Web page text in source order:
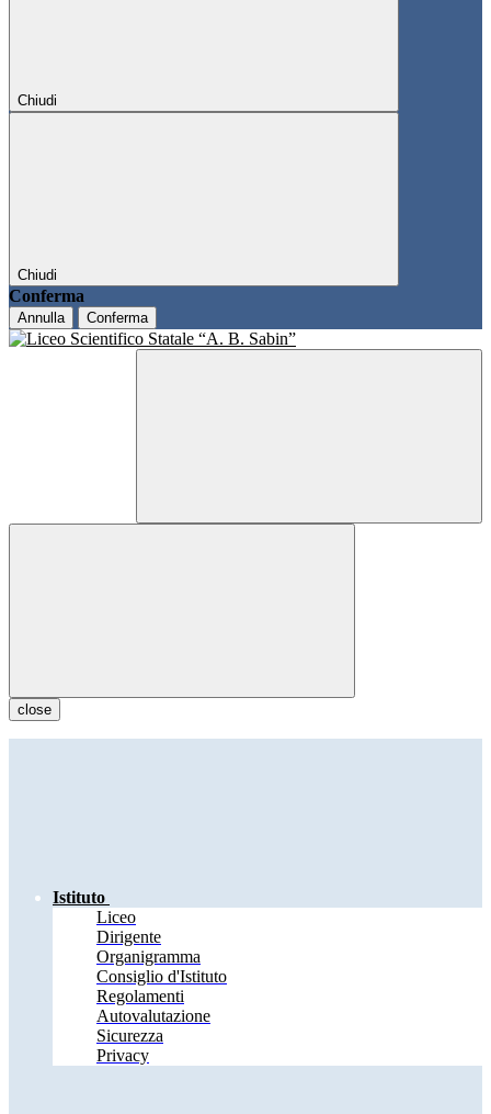
Chiudi
Chiudi
Conferma
Annulla Conferma
close
Istituto
Liceo
Dirigente
Organigramma
Consiglio d'Istituto
Regolamenti
Autovalutazione
Sicurezza
Privacy